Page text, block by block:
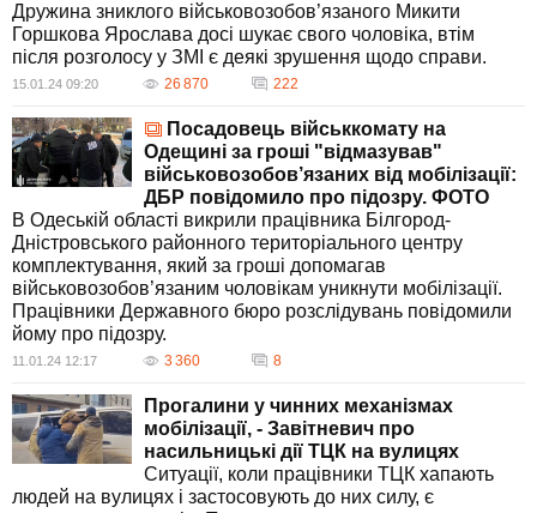
Дружина зниклого військовозобов’язаного Микити
Горшкова Ярослава досі шукає свого чоловіка, втім
після розголосу у ЗМІ є деякі зрушення щодо справи.
15.01.24 09:20 26 870 222
Посадовець військкомату на
Одещині за гроші "відмазував"
військовозобов’язаних від мобілізації:
ДБР повідомило про підозру. ФОТО
В Одеській області викрили працівника Білгород-
Дністровського районного територіального центру
комплектування, який за гроші допомагав
військовозобов’язаним чоловікам уникнути мобілізації.
Працівники Державного бюро розслідувань повідомили
йому про підозру.
11.01.24 12:17 3 360 8
Прогалини у чинних механізмах
мобілізації, - Завітневич про
насильницькі дії ТЦК на вулицях
Ситуації, коли працівники ТЦК хапають
людей на вулицях і застосовують до них силу, є